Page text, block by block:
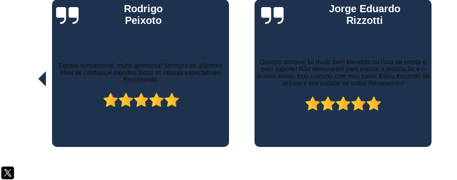
Monitoramento de Frota
Monitoramento de Horímetro
Monitoramento Gps
Monitoramento Veicular em Tempo Real
Monitoramento Veicular Via
Jorge Eduardo
Rizzotti
Quando comprei fui muito bem atendido na hora da venda e
pelo suporte! Não demoraram para marcar a instalação e o
técnico tomou todo cuidado com meu carro. Estou trocando de
veículo e vou instalar no outro! Recomendo!
Gustavo Leone
controlar as entregas tanto urbanas como no Estado de Minas
Gerais. Contratamos os serviços de rastreamento e logística.
Inicialmente já economizamos com os custos com seguros.
Atualmente, contamos com diversos recursos que tornam as